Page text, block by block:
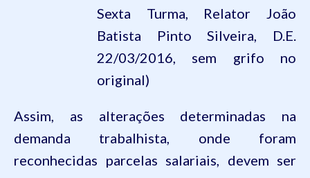
Sexta Turma, Relator João
Batista Pinto Silveira, D.E.
22/03/2016, sem grifo no
original)
Assim, as alterações determinadas na
demanda trabalhista, onde foram
reconhecidas parcelas salariais, devem ser